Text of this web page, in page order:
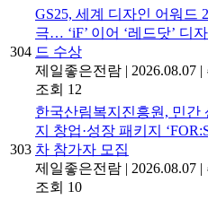
304
GS25, 세계 디자인 어워드
극… ‘iF’ 이어 ‘레드닷’ 디
드 수상
제일좋은전람 | 2026.08.07 |
조회 12
303
한국산림복지진흥원, 민간
지 창업·성장 패키지
차 참가자 모집
제일좋은전람 | 2026.08.07 |
조회 10